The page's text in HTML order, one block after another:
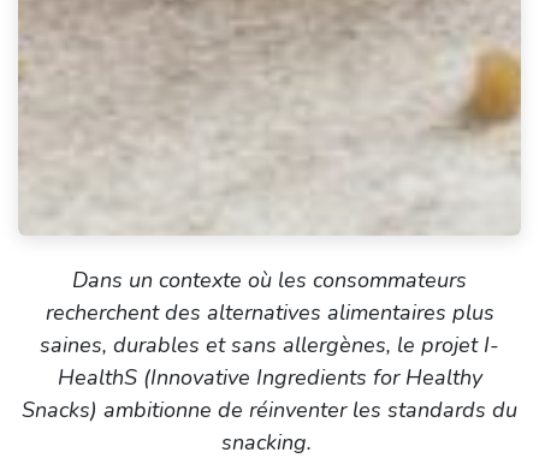
Dans un contexte où les consommateurs
recherchent des alternatives alimentaires plus
saines, durables et sans allergènes, le projet I-
HealthS (Innovative Ingredients for Healthy
Snacks) ambitionne de réinventer les standards du
snacking.